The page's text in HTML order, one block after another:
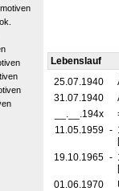
Lebenslauf
25.07.1940
31.07.1940
__.__.194x
11.05.1959 -
19.10.1965 -
01.06.1970